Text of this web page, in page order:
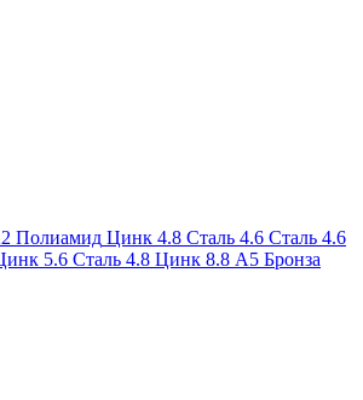
Полиамид Цинк 4.8 Сталь 4.6 Сталь 4.6
5.6 Сталь 4.8 Цинк 8.8 А5 Бронза